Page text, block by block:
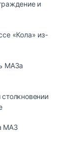
и
«Кола» из-
МАЗа
МАЗ